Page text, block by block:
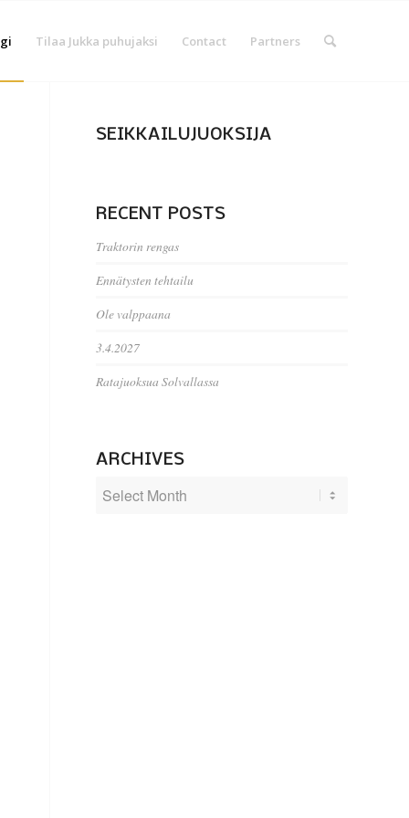
Tilaa Jukka puhujaksi Contact Partners
SEIKKAILUJUOKSIJA
RECENT POSTS
Traktorin rengas
Ennätysten tehtailu
Ole valppaana
3.4.2027
Ratajuoksua Solvallassa
ARCHIVES